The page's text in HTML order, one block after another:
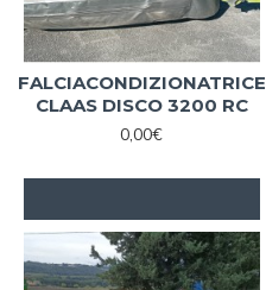
FALCIACONDIZIONATRICE
CLAAS DISCO 3200 RC
0,00€